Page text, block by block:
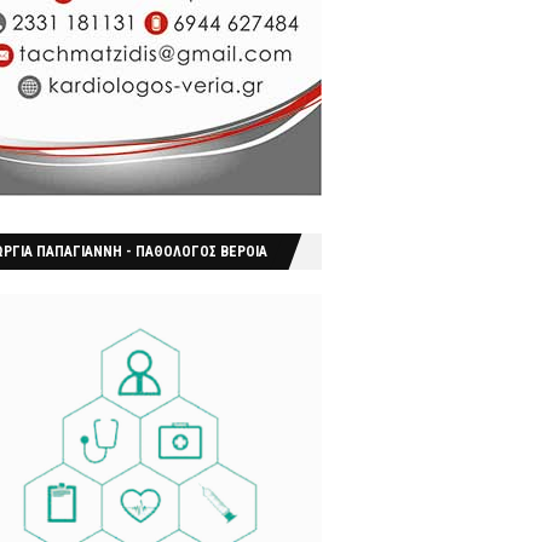
ΠΑΠΑΓΙΑΝΝΗ - ΠΑΘΟΛΟΓΟΣ ΒΕΡΟΙΑ